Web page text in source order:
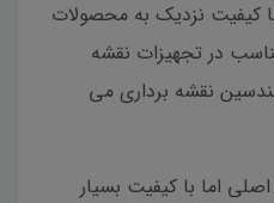
کیفیت نزدیک به محصولات
در تجهیزات نقشه
نقشه برداری می
اما با کیفیت بسیار